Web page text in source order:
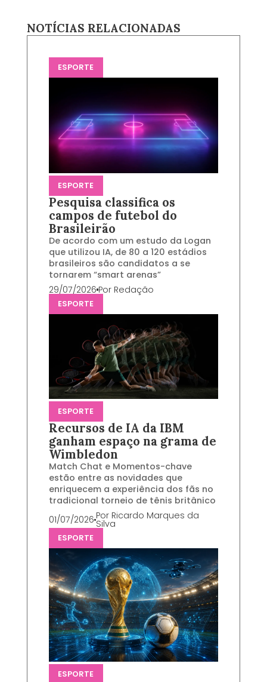
NOTÍCIAS RELACIONADAS
ESPORTE
ESPORTE
Pesquisa classifica os
campos de futebol do
Brasileirão
De acordo com um estudo da Logan
que utilizou IA, de 80 a 120 estádios
brasileiros são candidatos a se
tornarem “smart arenas”
29/07/2026Por Redação
ESPORTE
ESPORTE
Recursos de IA da IBM
ganham espaço na grama de
Wimbledon
Match Chat e Momentos-chave
estão entre as novidades que
enriquecem a experiência dos fãs no
tradicional torneio de tênis britânico
01/07/2026 Por Ricardo Marques da
Silva
ESPORTE
ESPORTE